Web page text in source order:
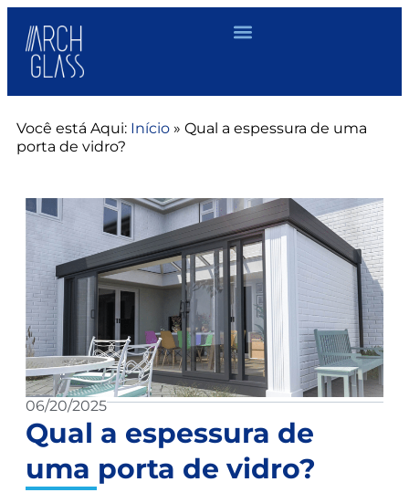
Você está Aqui: Início » Qual a espessura de uma
porta de vidro?
06/20/2025
Qual a espessura de
uma porta de vidro?